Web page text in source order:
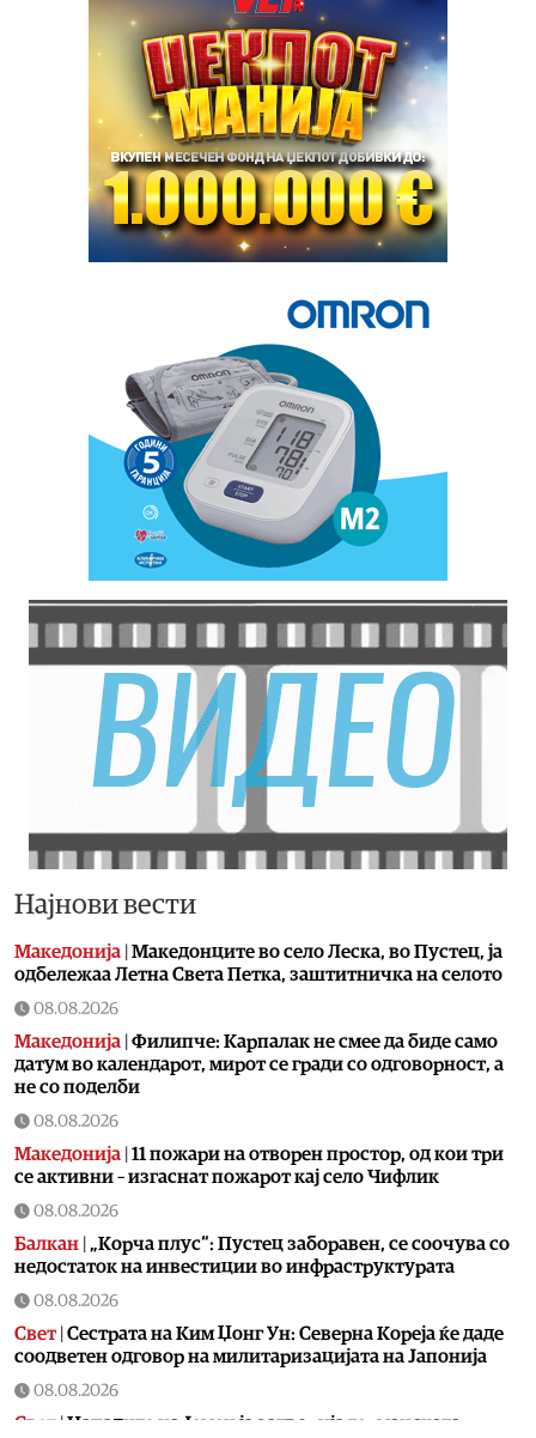
Најнови вести
Македонија Македонците во село Леска, во Пустец, ја
одбележаа Летна Света Петка, заштитничка на селото
08.08.2026
Македонија Филипче: Карпалак не смее да биде само
датум во календарот, мирот се гради со одговорност, а
не со поделби
08.08.2026
Македонија 11 пожари на отворен простор, од кои три
се активни – изгаснат пожарот кај село Чифлик
08.08.2026
Балкан „Корча плус“: Пустец заборавен, се соочува со
недостаток на инвестиции во инфраструктурата
08.08.2026
Свет| Сестрата на Ким Џонг Ун: Cеверна Кореја ќе даде
соодветен одговор на милитаризацијата на Јапонија
08.08.2026
Свет |Нападите на Јемен ја затворија германската